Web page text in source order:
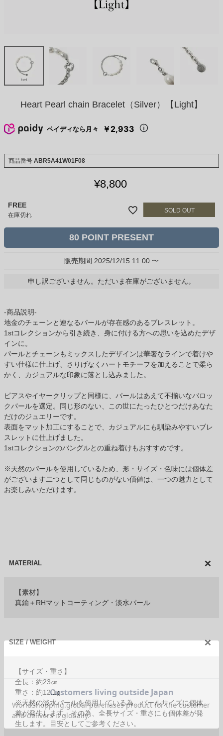
Heart Pearl chain Bracelet（Silver）【Light】
ペイディなら月々 ￥2,933
商品番号 ABR5A41W01F08
¥8,800
FREE
在庫切れ
80
販売期間 2025/12/15 11:00 〜
申し訳ございません。ただいま在庫がございません。
-商品説明-
地金のチェーンと連なるパールが存在感のあるブレスレット。
1stコレクションから引き続き、身に付ける方への思いを込めたデザ
インに。
パールとチェーンもミックスしたデザインは華奢なラインで着けや
すい仕様に仕上げ、さりげなくハートモチーフを加えることで柔ら
かく、カジュアルな印象に落とし込みました。
ピアスやイヤークリップと同様に、パールはあえて不揃いなバロッ
クパールを選定。同じ形のない、この世にたったひとつだけあなた
だけのジュエリーです。
表面をマット加工にすることで、カジュアルにも馴染みやすいブレ
スレットに仕上げました。
1stコレクションのバングルとの重ね着けもおすすめです。
※天然のパールを使用しているため、形・サイズ・色味には個体差
がございます二つとして同じものがない価値は、一つの魅力として
お楽しみいただけます。
MATERIAL
【素材】
真鍮＋RHマットコーティング・淡水パール
SIZE / WEIGHT
【サイズ・重さ】
全長：約23㎝
重さ：約12.1g
※天然の淡水パールを使用している為、パールサイズに個体
差が発生します。その為、全長サイズ・重さにも個体差が発
生します。目安としてご参考ください。